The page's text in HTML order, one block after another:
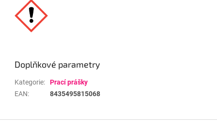
Doplňkové parametry
Kategorie:
Prací prášky
EAN: 8435495815068